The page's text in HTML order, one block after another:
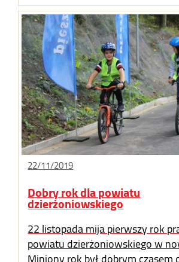
22/11/2019
Dobry rok dla powiatu
dzierżoniowskiego
22 listopada mija pierwszy rok
powiatu dzierżoniowskiego w